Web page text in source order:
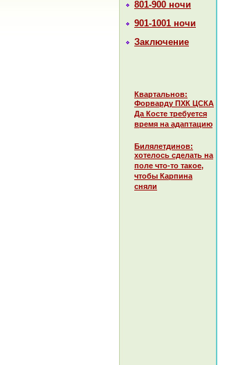
801-900 ночи
901-1001 ночи
Заключение
Квартальнов:
Форварду ПХК ЦСКА
Да Косте требуется
время на адаптацию
Билялетдинов:
хотелось сделать на
поле что-то такое,
чтобы Карпина
сняли